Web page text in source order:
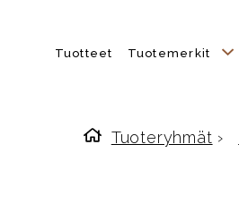
Tuotteet Tuotemerkit
Etusivulle
Tuoteryhmät ›